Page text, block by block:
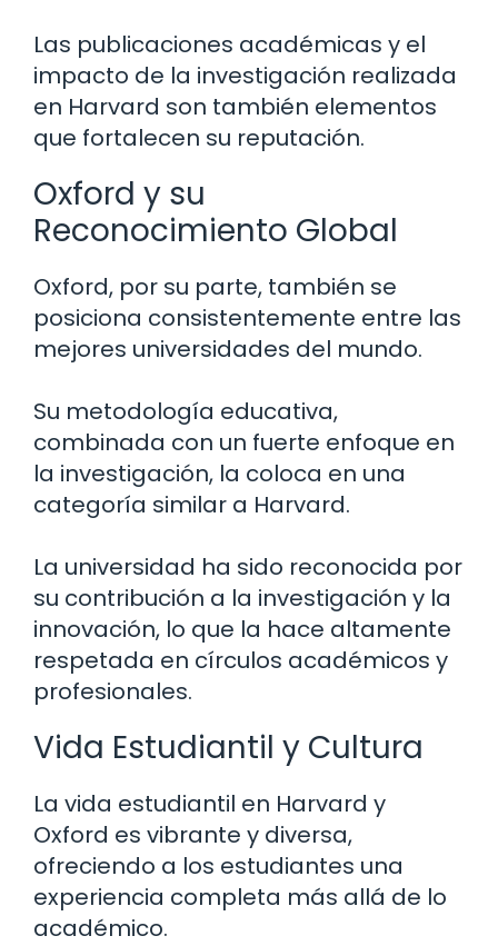
Las publicaciones académicas y el
impacto de la investigación realizada
en Harvard son también elementos
que fortalecen su reputación.
Oxford y su
Reconocimiento Global
Oxford, por su parte, también se
posiciona consistentemente entre las
mejores universidades del mundo.
Su metodología educativa,
combinada con un fuerte enfoque en
la investigación, la coloca en una
categoría similar a Harvard.
La universidad ha sido reconocida por
su contribución a la investigación y la
innovación, lo que la hace altamente
respetada en círculos académicos y
profesionales.
Vida Estudiantil y Cultura
La vida estudiantil en Harvard y
Oxford es vibrante y diversa,
ofreciendo a los estudiantes una
experiencia completa más allá de lo
académico.